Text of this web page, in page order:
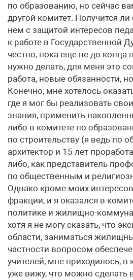
по образованию, но сейчас
другой комитет. Получится
нем с защитой интересов
к работе в Государственной
честно, пока еще не до
нужно делать, для меня это
работа, новые обязанности,
Конечно, мне хотелось
где я мог бы реализовать
знания, применить
либо в комитете по
по строительству (я ведь по
архитектор и 15 лет
либо, как представитель
по общественным и
Однако кроме моих
фракции, и я оказался в
политике и жилищно-
хотя я не могу сказать, что
области, заниматься
частности вопросом
учителей, мне приходилось, в
уже вижу, что можно сделать